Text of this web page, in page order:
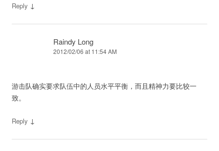
Reply ↓
Raindy Long
2012/02/06 at 11:54 AM
游击队确实要求队伍中的人员水平平衡，而且精神力要比较一
致。
Reply ↓